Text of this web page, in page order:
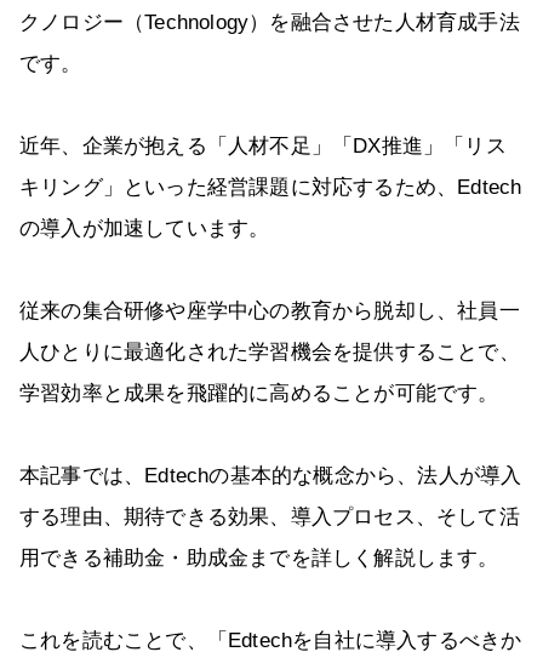
クノロジー（Technology）を融合させた人材育成手法
です。
近年、企業が抱える「人材不足」「DX推進」「リス
キリング」といった経営課題に対応するため、Edtech
の導入が加速しています。
従来の集合研修や座学中心の教育から脱却し、社員一
人ひとりに最適化された学習機会を提供することで、
学習効率と成果を飛躍的に高めることが可能です。
本記事では、Edtechの基本的な概念から、法人が導入
する理由、期待できる効果、導入プロセス、そして活
用できる補助金・助成金までを詳しく解説します。
これを読むことで、「Edtechを自社に導入するべきか